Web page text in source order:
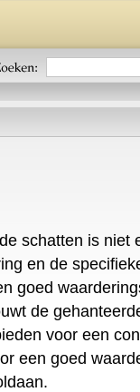
schatten is niet
en de
goed
de
voor een
een goed